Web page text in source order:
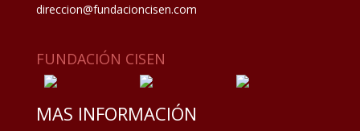
direccion@fundacioncisen.com
FUNDACIÓN CISEN
MAS INFORMACIÓN